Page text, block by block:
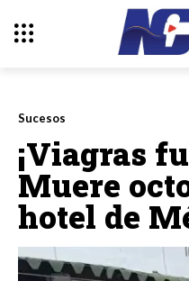
Sucesos
¡Viagras
Muere
hotel de